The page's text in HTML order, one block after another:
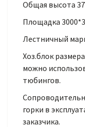
Общая высота
Площадка
Лестничный
Хоз.блок
можно
тюбингов.
горки в
заказчика.